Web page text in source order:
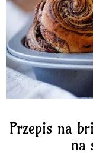
Przepis na
na